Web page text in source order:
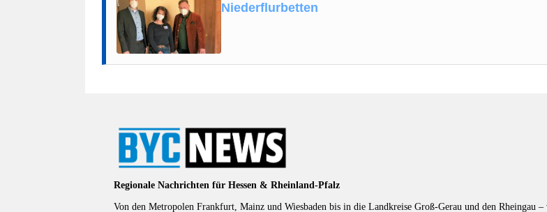
Niederflurbetten
Regionale Nachrichten für Hessen & Rheinland-Pfalz
Von den Metropolen Frankfurt, Mainz und Wiesbaden bis in die Landkreise Groß-Gerau und den